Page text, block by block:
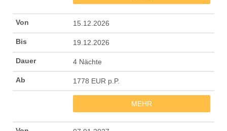
15.12.2026
19.12.2026
4 Nächte
1778 EUR p.P.
MEHR